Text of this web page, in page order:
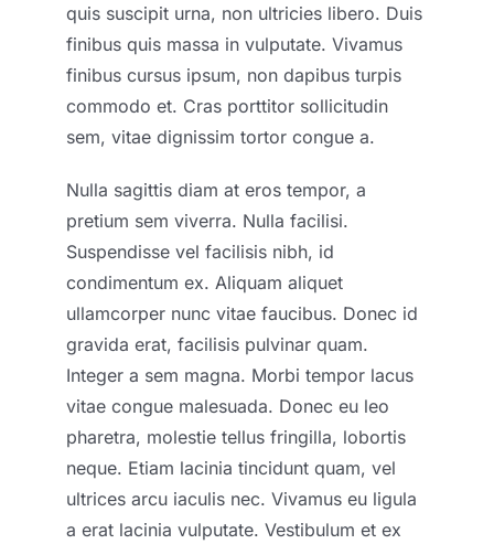
quis suscipit urna, non ultricies libero. Duis
finibus quis massa in vulputate. Vivamus
finibus cursus ipsum, non dapibus turpis
commodo et. Cras porttitor sollicitudin
sem, vitae dignissim tortor congue a.
Nulla sagittis diam at eros tempor, a
pretium sem viverra. Nulla facilisi.
Suspendisse vel facilisis nibh, id
condimentum ex. Aliquam aliquet
ullamcorper nunc vitae faucibus. Donec id
gravida erat, facilisis pulvinar quam.
Integer a sem magna. Morbi tempor lacus
vitae congue malesuada. Donec eu leo
pharetra, molestie tellus fringilla, lobortis
neque. Etiam lacinia tincidunt quam, vel
ultrices arcu iaculis nec. Vivamus eu ligula
a erat lacinia vulputate. Vestibulum et ex